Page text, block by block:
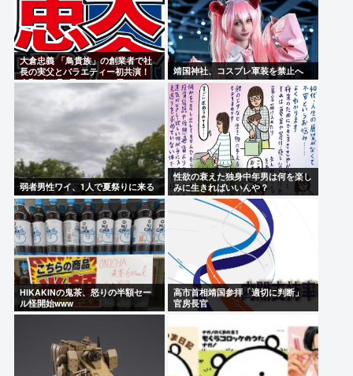
大倉忠義 「鳥貴族」の創業者で社
長の実父とバラエティー初共演！
令和8年8月8日”エイトの日”
靖国神社、コスプレ軍装を禁止へ
弱者男性ワイ、1人で夏祭りに来る
性欲の衰えた独身中年男は何を楽し
みに生きればいいんや？
HIKAKINの鬼茶、怒りの半額セー
ル怪開始www
高市首相靖国参拝「適切に判断」
官房長官